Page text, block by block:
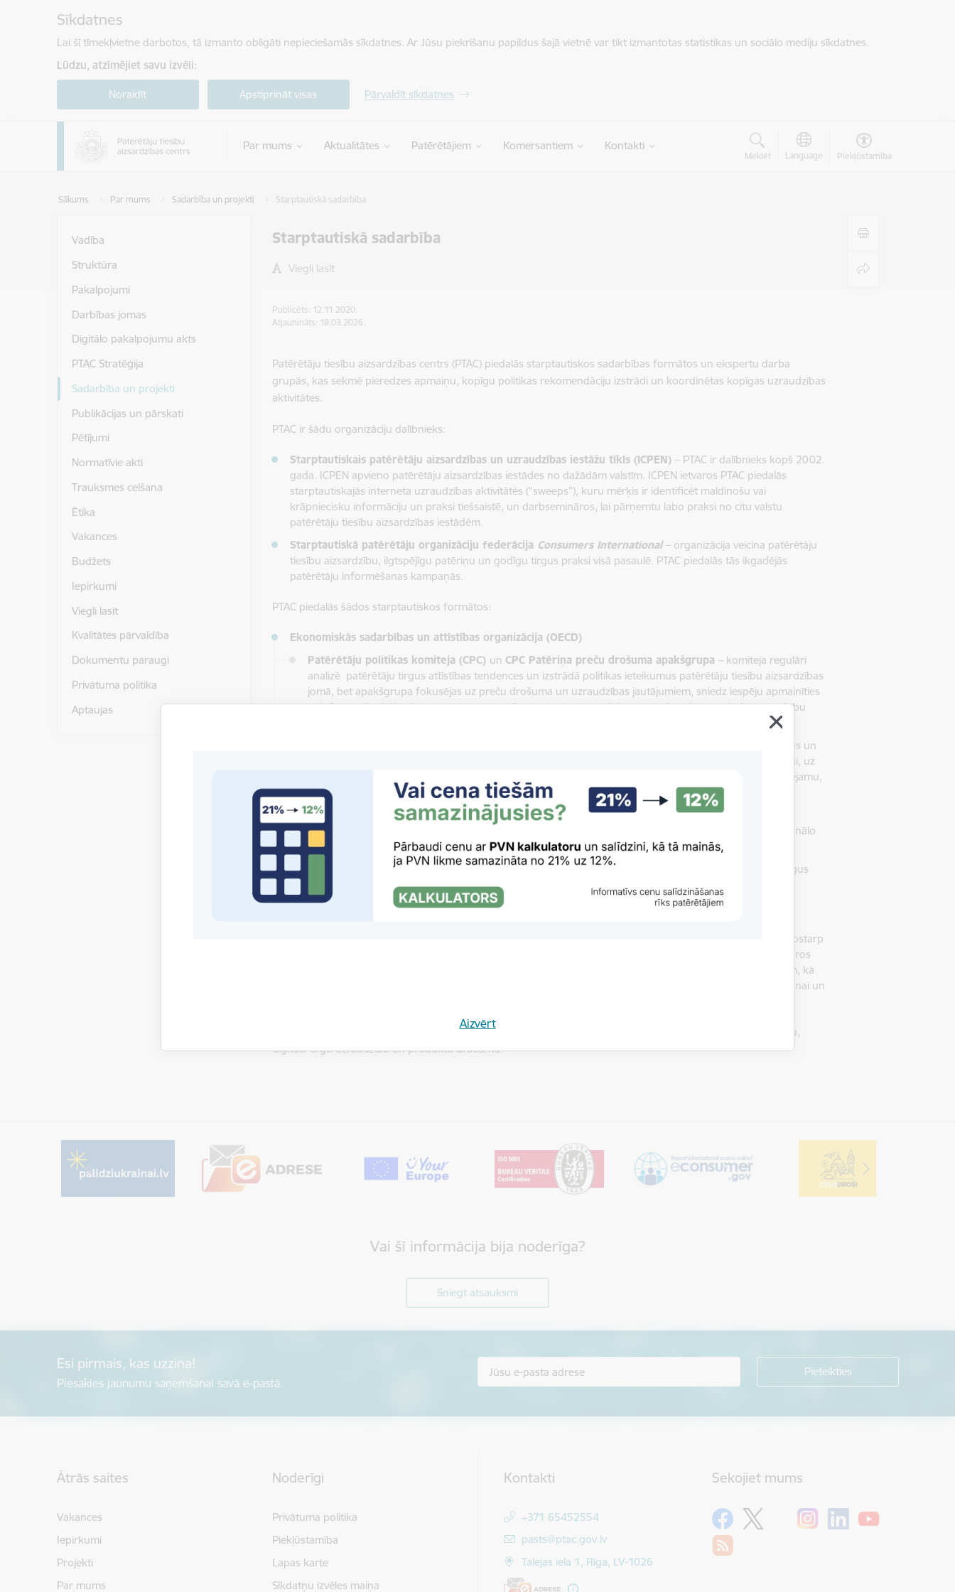
Sīkdatnes
Lai šī tīmekļvietne darbotos, tā izmanto obligāti nepieciešamās sīkdatnes. Ar Jūsu piekrišanu papildus šajā vietnē var tikt izmantotas statistikas un sociālo mediju sīkdatnes.
Lūdzu, atzīmējiet savu izvēli:
Noraidīt Apstiprināt visas Pārvaldīt sīkdatnes
Par mums Aktualitātes Patērētājiem Komersantiem Kontakti
Meklēt Language Piekļūstamība
Sākums Par mums Sadarbība un projekti Starptautiskā sadarbība
Starptautiskā sadarbība
Viegli lasīt
Aizvērt
Vadība
Struktūra
Pakalpojumi
Darbības jomas
Digitālo pakalpojumu akts
PTAC Stratēģija
Sadarbība un projekti
Publikācijas un pārskati
Pētījumi
Normatīvie akti
Trauksmes celšana
Ētika
Vakances
Budžets
Iepirkumi
Viegli lasīt
Kvalitātes pārvaldība
Dokumentu paraugi
Privātuma politika
Aptaujas
Publicēts: 12.11.2020.
Atjaunināts: 18.03.2026.
Patērētāju tiesību aizsardzības centrs (PTAC) piedalās starptautiskos sadarbības formātos un ekspertu darba
grupās, kas sekmē pieredzes apmaiņu, kopīgu politikas rekomendāciju izstrādi un koordinētas kopīgas uzraudzības
aktivitātes.
PTAC ir šādu organizāciju dalībnieks:
Starptautiskais patērētāju aizsardzības un uzraudzības iestāžu tīkls (ICPEN)– PTAC ir dalībnieks kopš 2002.
gada. ICPEN apvieno patērētāju aizsardzības iestādes no dažādām valstīm. ICPEN ietvaros PTAC piedalās
starptautiskajās interneta uzraudzības aktivitātēs ("sweeps"), kuru mērķis ir identificēt maldinošu vai
krāpniecisku informāciju un praksi tiešsaistē, un darbsemināros, lai pārņemtu labo praksi no citu valstu
patērētāju tiesību aizsardzības iestādēm.
Starptautiskā patērētāju organizāciju federācija Consumers International – organizācija veicina patērētāju
tiesību aizsardzību, ilgtspējīgu patēriņu un godīgu tirgus praksi visā pasaulē. PTAC piedalās tās ikgadējās
patērētāju informēšanas kampaņās.
PTAC piedalās šādos starptautiskos formātos:
Ekonomiskās sadarbības un attīstības organizācija (OECD)
Patērētāju politikas komiteja (CPC) unCPC Patēriņa preču drošuma apakšgrupa– komiteja regulāri
analizē patērētāju tirgus attīstības tendences un izstrādā politikas ieteikumus patērētāju tiesību aizsardzības
jomā, bet apakšgrupa fokusējas uz preču drošuma un uzraudzības jautājumiem, sniedz iespēju apmainīties
ar informāciju dalībvalstu starpā par nedrošām precēm, uzraudzības metodēm, kā arī stiprina sadarbību
starp regulatoriem, lai efektīvāk novērstu riskus patērētājiem un uzlabotu tirgus uzraudzības praksi.
– darba grupa analizē riskus un
tendences finanšu tirgos, izstrādājot vadlīnijas un rekomendācijas patērētāju aizsardzības stiprināšanai, uz
kā pamata arī PTAC īsteno aktivitātes patērētāju finanšu pratības veicināšanai, vienlaikus sekmējot pieejamu,
drošu un atbildīgu finanšu pakalpojumu nodrošināšanu visām sabiedrības grupām.
UNCTAD Patērētāju aizsardzības un konkurences ekspertu darba grupa
– dalība darba grupā sniedz
iespēju sekot līdzi starptautiskajām politikas attīstības tendencēm, pārņemot labo praksi un stiprinot nacionālo
regulējumu patērētāju tiesību aizsardzības jomā.
Eiropas tirgus uzraudzības iestāžu sadarbības tīkls PROSAFE– tīkls piedāvā dalībniekiem, īstenot kopīgus
projektus patēriņa preču drošuma jomā, veicina uzraudzības prakses harmonizāciju un stiprina iestāžu
sadarbību.
ekspertu sadarbības platforma, kuras ietvaros tiek analizēti aktuālie riski, kas saistīti ar patēriņa precēm, tostarp
jaunu tehnoloģiju, e-komercijas un globālo piegādes ķēžu ietekmi uz produktu drošumu. Platformas ietvaros
tiek veicināta informācijas un pieredzes apmaiņa starp regulatoriem, uzņēmumiem un nozares ekspertiem, kā
arī tā izstrādā praktiskus risinājumus un rekomendācijas drošuma standartu pilnveidošanai, risku novēršanai un
Papildus PTAC piedalās arī starptautiskos projektos un iniciatīvās, kas saistītas ar patērētāju tiesību aizsardzību,
digitālo tirgu uzraudzību un produktu drošumu.
Vai šī informācija bija noderīga?
Sniegt atsauksmi
Esi pirmais, kas uzzina!
Piesakies jaunumu saņemšanai savā e-pastā.
Ātrās saites
Vakances
Iepirkumi
Projekti
Par mums
Noderīgi
Privātuma politika
Piekļūstamība
Lapas karte
Sīkdatņu izvēles maiņa
Kontakti
+371 65452554
E-pasts:
pasts@ptac.gov.lv
Talejas iela 1, Rīga, LV-1026
Sekojiet mums